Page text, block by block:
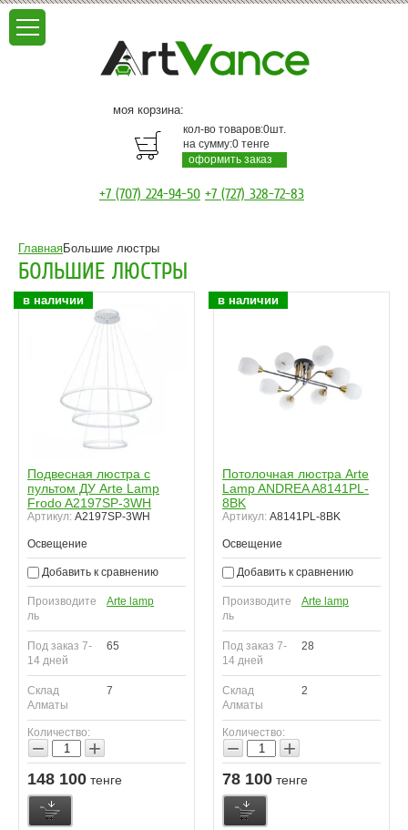
моя корзина:
кол-во товаров:0шт.
на сумму:0 тенге
оформить заказ
+7 (707) 224-94-50 +7 (727) 328-72-83
ГлавнаяБольшие люстры
БОЛЬШИЕ ЛЮСТРЫ
в наличии
Подвесная люстра с
пультом ДУ Arte Lamp
Frodo A2197SP-3WH
Артикул: A2197SP-3WH
Освещение
Добавить к сравнению
Производите
ль
Arte lamp
Под заказ 7-
14 дней
65
Склад
Алматы
7
Количество:
− +
148 100 тенге
в наличии
Потолочная люстра Arte
Lamp ANDREA A8141PL-
8BK
Артикул: A8141PL-8BK
Освещение
Добавить к сравнению
Производите
ль
Arte lamp
Под заказ 7-
14 дней
28
Склад
Алматы
2
Количество:
− +
78 100 тенге